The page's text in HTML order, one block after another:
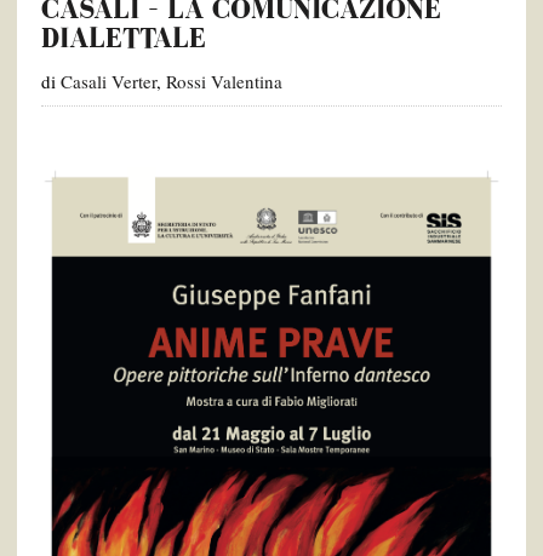
CASALI – LA COMUNICAZIONE
DIALETTALE
di Casali Verter, Rossi Valentina